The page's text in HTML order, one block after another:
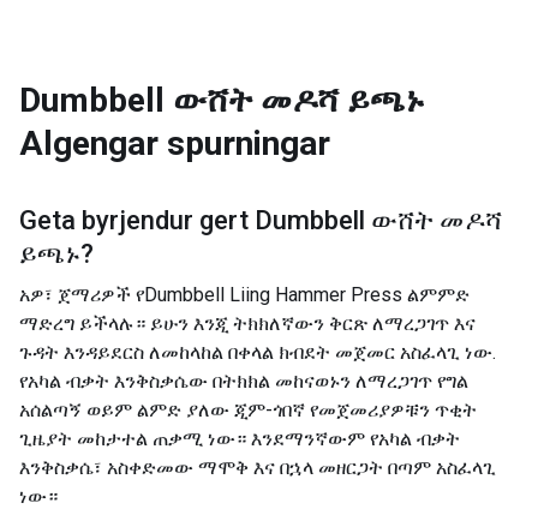
Dumbbell ውሸት መዶሻ ይጫኑ
Algengar spurningar
Geta byrjendur gert Dumbbell ውሸት መዶሻ
ይጫኑ?
አዎ፣ ጀማሪዎች የDumbbell Liing Hammer Press ልምምድ
ማድረግ ይችላሉ። ይሁን እንጂ ትክክለኛውን ቅርጽ ለማረጋገጥ እና
ጉዳት እንዳይደርስ ለመከላከል በቀላል ክብደት መጀመር አስፈላጊ ነው.
የአካል ብቃት እንቅስቃሴው በትክክል መከናወኑን ለማረጋገጥ የግል
አሰልጣኝ ወይም ልምድ ያለው ጂም-ጎበኛ የመጀመሪያዎቹን ጥቂት
ጊዜያት መከታተል ጠቃሚ ነው። እንደማንኛውም የአካል ብቃት
እንቅስቃሴ፣ አስቀድመው ማሞቅ እና በኋላ መዘርጋት በጣም አስፈላጊ
ነው።